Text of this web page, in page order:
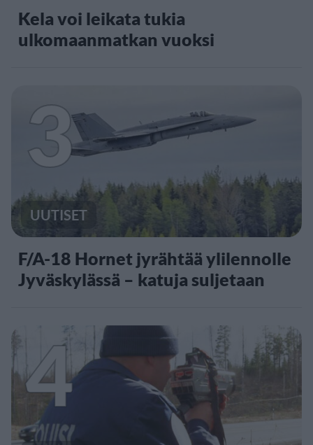
Kela voi leikata tukia
ulkomaanmatkan vuoksi
3
UUTISET
F/A-18 Hornet jyrähtää ylilennolle
Jyväskylässä – katuja suljetaan
4